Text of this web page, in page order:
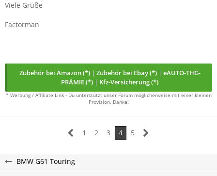
Viele Grüße
Factorman
Zubehör bei Amazon (*)| Zubehör bei Ebay (*)| eAUTO-THG-
PRÄMIE (*) | Kfz-Versicherung (*)
* Werbung / Affiliate Link - Du unterstützt unser Forum möglicherweise mit einer kleinen
Provision. Danke!
1 2 3 4 5
BMW G61 Touring